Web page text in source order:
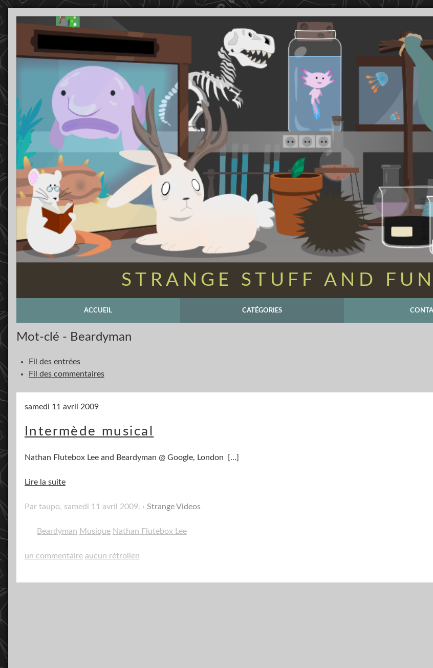
STRANGE STUFF AND
ACCUEIL CATÉGORIES
Mot-clé - Beardyman
Fil des entrées
Fil des commentaires
samedi 11 avril 2009
Intermède musical
Nathan Flutebox Lee and Beardyman @ Google, London […]
Lire la suite
Par taupo, samedi 11 avril 2009. Strange Videos
Beardyman Musique Nathan Flutebox Lee
un commentaire aucun rétrolien